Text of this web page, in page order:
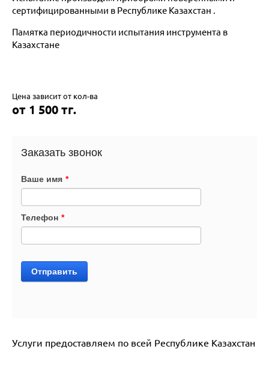
сертифицированными в Республике Казахстан .
Памятка периодичности испытания инструмента в
Казахстане
Цена зависит от кол-ва
от 1 500 тг.
Заказать звонок
Ваше имя *
Телефон *
Отправить
Услуги предоставляем по всей Республике Казахстан